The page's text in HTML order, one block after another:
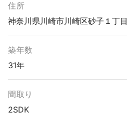
住所
神奈川県川崎市川崎区砂子１丁目
築年数
31年
間取り
2SDK